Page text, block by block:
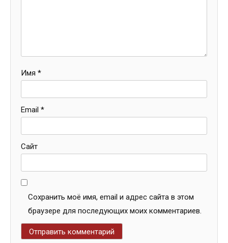
Имя *
Email *
Сайт
Сохранить моё имя, email и адрес сайта в этом
браузере для последующих моих комментариев.